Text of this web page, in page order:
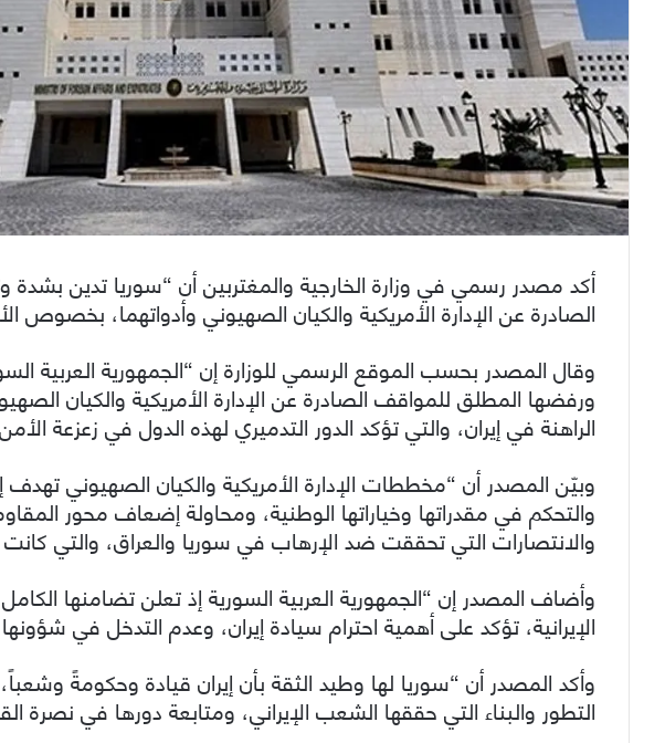
أكد مصدر رسمي في وزارة الخارجية والمغتربين أن “سوريا تدين
الصادرة عن الإدارة الأمريكية والكيان الصهيوني وأدواتهما، بخصوص
وقال المصدر بحسب الموقع الرسمي للوزارة إن “الجمهورية العربية
ورفضها المطلق للمواقف الصادرة عن الإدارة الأمريكية والكيان
الراهنة في إيران، والتي تؤكد الدور التدميري لهذه الدول في زعزعة
وبيّن المصدر أن “مخططات الإدارة الأمريكية والكيان الصهيوني
والتحكم في مقدراتها وخياراتها الوطنية، ومحاولة إضعاف محور
والانتصارات التي تحققت ضد الإرهاب في سوريا والعراق، والتي كانت
وأضاف المصدر إن “الجمهورية العربية السورية إذ تعلن تضامنها
الإيرانية، تؤكد على أهمية احترام سيادة إيران، وعدم التدخل في شؤونها
وأكد المصدر أن “سوريا لها وطيد الثقة بأن إيران قيادة وحكومةً
التطور والبناء التي حققها الشعب الإيراني، ومتابعة دورها في نصرة